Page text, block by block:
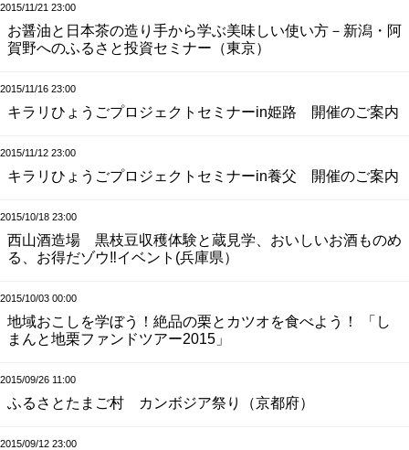
2015/11/21 23:00
お醤油と日本茶の造り手から学ぶ美味しい使い方－新潟・阿
賀野へのふるさと投資セミナー（東京）
2015/11/16 23:00
キラリひょうごプロジェクトセミナーin姫路 開催のご案内
2015/11/12 23:00
キラリひょうごプロジェクトセミナーin養父 開催のご案内
2015/10/18 23:00
西山酒造場 黒枝豆収穫体験と蔵見学、おいしいお酒ものめ
る、お得だゾウ‼イベント(兵庫県）
2015/10/03 00:00
地域おこしを学ぼう！絶品の栗とカツオを食べよう！ 「し
まんと地栗ファンドツアー2015」
2015/09/26 11:00
ふるさとたまご村 カンボジア祭り（京都府）
2015/09/12 23:00